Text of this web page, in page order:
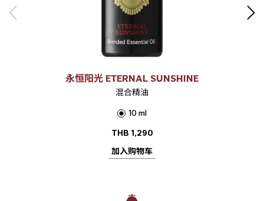
永恒阳光 ETERNAL SUNSHINE
混合精油
10 ml
THB 1,290
加入购物车